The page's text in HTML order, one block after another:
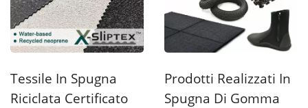
Tessile In Spugna
Riciclata Certificato
Prodotti Realizzati In
Spugna Di Gomma